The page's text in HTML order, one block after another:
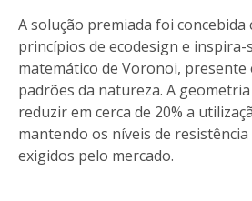
A solução premiada foi concebida
princípios de ecodesign e inspira-
matemático de Voronoi, presente
padrões da natureza. A
reduzir em cerca de 20% a
mantendo os níveis de
exigidos pelo mercado.